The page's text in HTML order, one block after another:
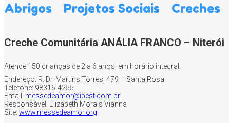
Abrigos Projetos Sociais Creches
Creche Comunitária ANÁLIA FRANCO – Niterói
Atende 150 crianças de 2 a 6 anos, em horário integral.
Endereço: R. Dr. Martins Tôrres, 479 – Santa Rosa
Telefone: 98316-4255
Email: messedeamor@ibest.com.br
Responsável: Elizabeth Morais Vianna
Site: www.messedeamor.org